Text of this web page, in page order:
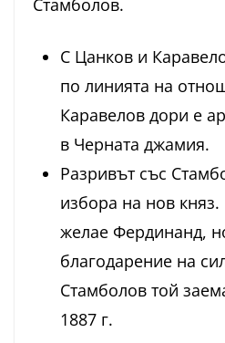
Стамболов.
С Цанков и
по линията на
Каравелов дори е
в Черната джамия.
Разривът със
избора на нов
желае Фердинанд,
благодарение на
Стамболов той
1887 г.